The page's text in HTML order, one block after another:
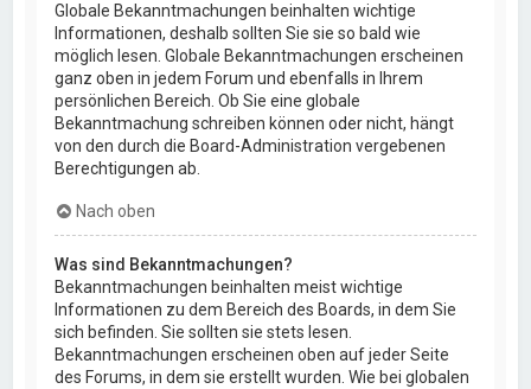
Globale Bekanntmachungen beinhalten wichtige
Informationen, deshalb sollten Sie sie so bald wie
möglich lesen. Globale Bekanntmachungen erscheinen
ganz oben in jedem Forum und ebenfalls in Ihrem
persönlichen Bereich. Ob Sie eine globale
Bekanntmachung schreiben können oder nicht, hängt
von den durch die Board-Administration vergebenen
Berechtigungen ab.
Nach oben
Was sind Bekanntmachungen?
Bekanntmachungen beinhalten meist wichtige
Informationen zu dem Bereich des Boards, in dem Sie
sich befinden. Sie sollten sie stets lesen.
Bekanntmachungen erscheinen oben auf jeder Seite
des Forums, in dem sie erstellt wurden. Wie bei globalen